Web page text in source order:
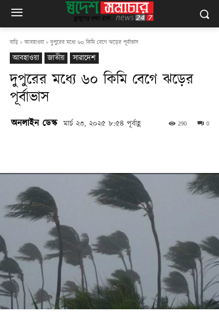
বাড়ি আবহাওয়া দুপুরের মধ্যে ৬০ কিমি বেগে ঝড়ের পূর্বাভাস
আবহাওয়া জাতীয় সারাদেশ
দুপুরের মধ্যে ৬০ কিমি বেগে ঝড়ের
পূর্বাভাস
অনলাইন ডেস্ক মার্চ ২৩, ২০২৫ ৮:৫৪ পূর্বাহ্ণ 0
290